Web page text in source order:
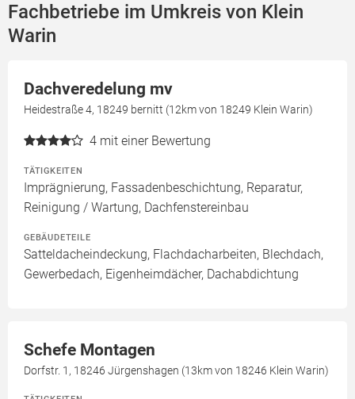
Fachbetriebe im Umkreis von Klein
Warin
Dachveredelung mv
Heidestraße 4, 18249 bernitt (12km von 18249 Klein Warin)
4 mit einer Bewertung
TÄTIGKEITEN
Imprägnierung, Fassadenbeschichtung, Reparatur,
Reinigung / Wartung, Dachfenstereinbau
GEBÄUDETEILE
Satteldacheindeckung, Flachdacharbeiten, Blechdach,
Gewerbedach, Eigenheimdächer, Dachabdichtung
Schefe Montagen
Dorfstr. 1, 18246 Jürgenshagen (13km von 18246 Klein Warin)